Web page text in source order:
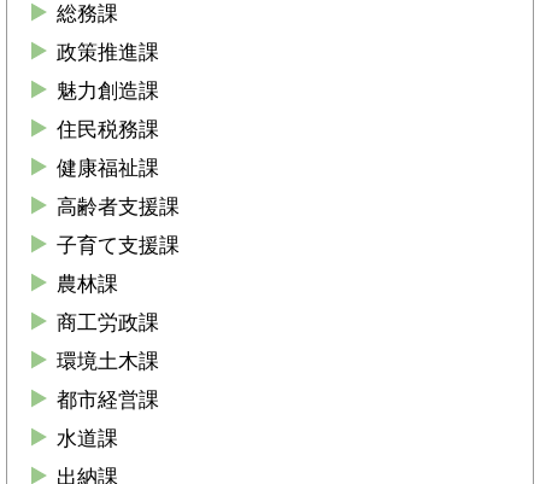
総務課
政策推進課
魅力創造課
住民税務課
健康福祉課
高齢者支援課
子育て支援課
農林課
商工労政課
環境土木課
都市経営課
水道課
出納課